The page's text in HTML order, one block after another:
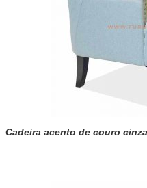
Cadeira acento de couro